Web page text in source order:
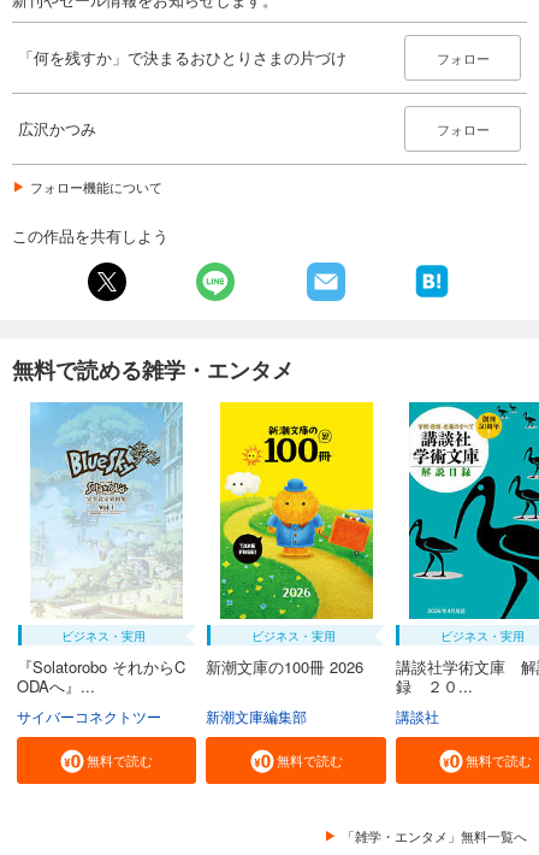
「何を残すか」で決まるおひとりさまの片づけ フォロー
広沢かつみ フォロー
フォロー機能について
この作品を共有しよう
無料で読める雑学・エンタメ
ビジネス・実用
『Solatorobo それからC
ODAへ』...
サイバーコネクトツー
無料で読む
ビジネス・実用
新潮文庫の100冊 2026
新潮文庫編集部
無料で読む
ビジネス・実用
講談社学術文庫 解
録 ２０...
講談社
無料で読む
「雑学・エンタメ」無料一覧へ